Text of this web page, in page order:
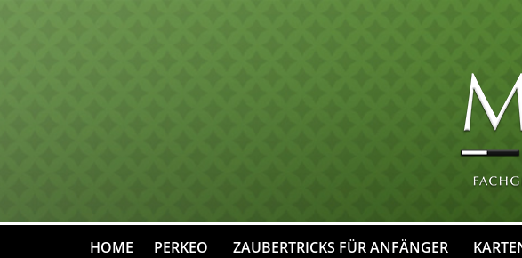
HOME PERKEO ZAUBERTRICKS FÜR ANFÄNGER